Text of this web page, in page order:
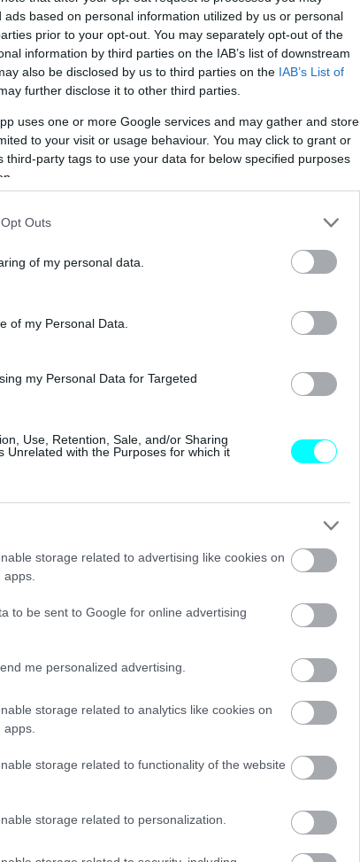
based on personal information utilized by us or personal
prior to your opt-out. You may separately opt-out of the
information by third parties on the IAB’s list of downstream
also be disclosed by us to third parties on the IAB’s List of
further disclose it to other third parties.
uses one or more Google services and may gather and store
to your visit or usage behaviour. You may click to grant or
third-party tags to use your data for below specified purposes
Outs
of my personal data.
of my Personal Data.
my Personal Data for Targeted
Use, Retention, Sale, and/or Sharing
Unrelated with the Purposes for which it
storage related to advertising like cookies on
to be sent to Google for online advertising
me personalized advertising.
storage related to analytics like cookies on
storage related to functionality of the website
storage related to personalization.
ΕΥΡΩ
ΕΓΓΥΗΣΗ
ΤΗΣ BMW